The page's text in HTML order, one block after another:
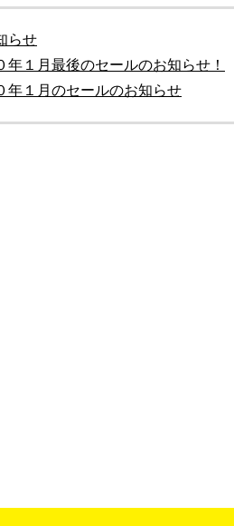
らせ
１月最後のセールのお知らせ！
年１月のセールのお知らせ